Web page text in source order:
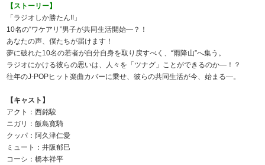
【ストーリー】
「ラジオしか勝たん!!」
10名の“ワケアリ”男子が共同生活開始―？！
あなたの声、僕たちが届けます！
夢に破れた10名の若者が自分自身を取り戻すべく、“雨降山”へ集う。
ラジオにかける彼らの思いは、人々を「ツナグ」ことができるのか―！？
往年のJ-POPヒット楽曲カバーに乗せ、彼らの共同生活が今、始まる―。
【キャスト】
アクト：西銘駿
ニガリ：飯島寛騎
クッパ：阿久津仁愛
ミュート：井阪郁巳
コーシ：橋本祥平